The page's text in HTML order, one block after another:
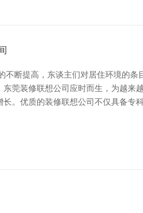
不断提高，东谈主们对居住环境的
莞装修联想公司应时而生，为越
。优质的装修联想公司不仅具备